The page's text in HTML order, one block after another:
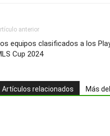
anterior
equipos clasificados a los
Cup 2024
Artículos relacionados Más